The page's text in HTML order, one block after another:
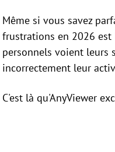
Même si vous savez
frustrations en 2026 est
personnels voient leurs
incorrectement leur
C'est là qu'AnyViewer